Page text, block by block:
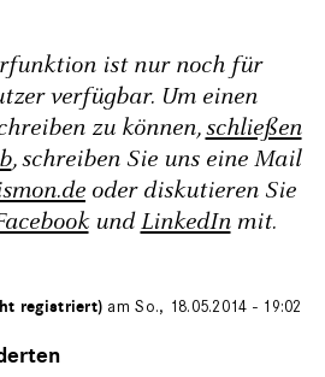
ist nur noch für
verfügbar. Um einen
zu können,schließen
, schreiben Sie uns eine Mail
oder diskutieren Sie
undLinkedInmit.
registriert) am So., 18.05.2014 - 19:02